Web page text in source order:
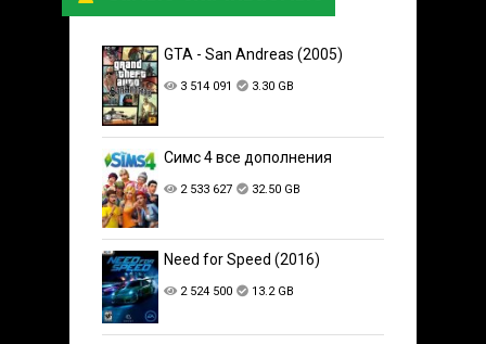
GTA - San Andreas (2005)
3 514 091 3.30 GB
Симс 4 все дополнения
2 533 627 32.50 GB
Need for Speed (2016)
2 524 500 13.2 GB